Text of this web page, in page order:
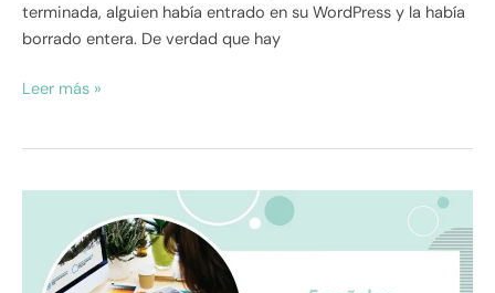
terminada, alguien había entrado en su WordPress y la había
borrado entera. De verdad que hay
Leer más »
que